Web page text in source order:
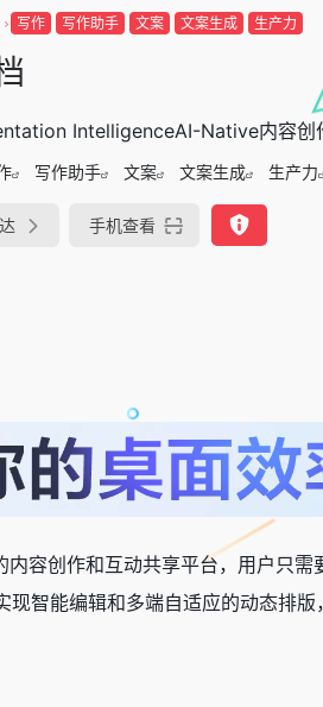
写作 写作助手 文案 文案生成 生产力
IntelligenceAI-Native内容创
写作助手 文案 文案生成 生产力
手机查看
容创作和互动共享平台，用户只需
智能编辑和多端自适应的动态排